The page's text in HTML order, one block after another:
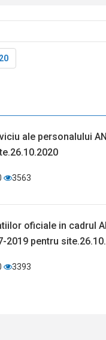
ale personalului
3563
oficiale in cadrul
2019 pentru
3393